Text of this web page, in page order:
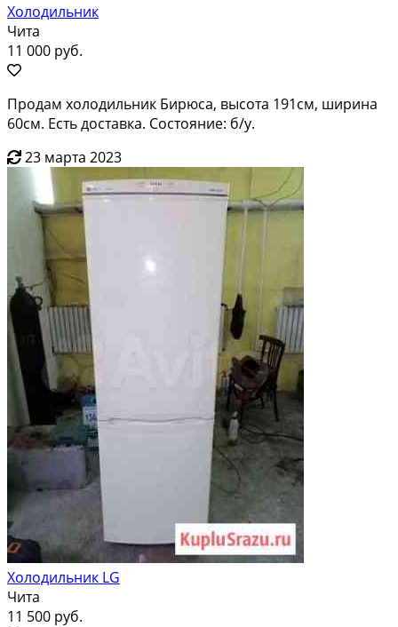
Холодильник
Чита
11 000 руб.
Продам холодильник Бирюса, высота 191см, ширина
60см. Есть доставка. Состояние: б/у.
23 марта 2023
Холодильник LG
Чита
11 500 руб.